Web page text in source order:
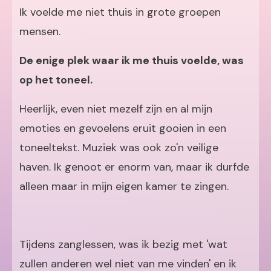
Ik voelde me niet thuis in grote groepen
mensen.
De enige plek waar ik me thuis voelde, was
op het toneel.
Heerlijk, even niet mezelf zijn en al mijn
emoties en gevoelens eruit gooien in een
toneeltekst. Muziek was ook zo'n veilige
haven. Ik genoot er enorm van, maar ik durfde
alleen maar in mijn eigen kamer te zingen.
Tijdens zanglessen, was ik bezig met 'wat
zullen anderen wel niet van me vinden' en ik